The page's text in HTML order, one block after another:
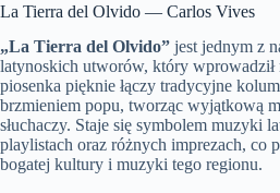
La Tierra del Olvido — Carlos Vives
„La Tierra del Olvido” jest jednym z
latynoskich utworów, który wprowadził
piosenka pięknie łączy tradycyjne
brzmieniem popu, tworząc wyjątkową
słuchaczy. Staje się symbolem muzyki
playlistach oraz różnych imprezach, co
bogatej kultury i muzyki tego regionu.